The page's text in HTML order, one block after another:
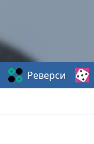
Реверси